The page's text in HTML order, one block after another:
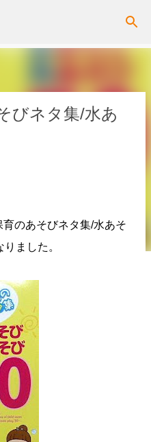
ンテンツに移動
びネタ集/水あ
のあそびネタ集/水あそ
ました。